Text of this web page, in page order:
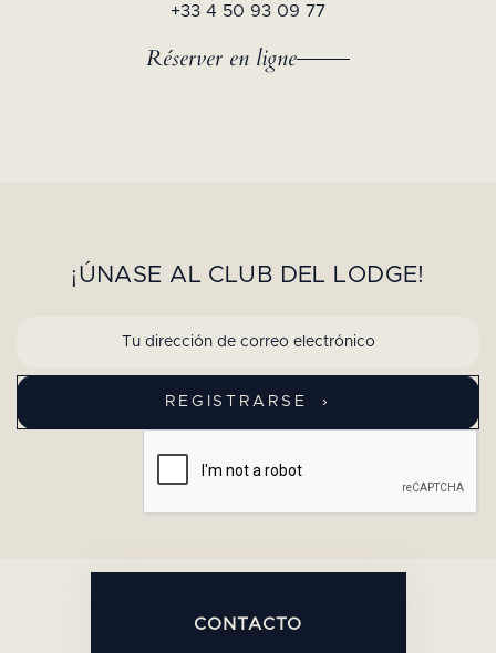
+33 4 50 93 09 77
Réserver en ligne
¡ÚNASE AL CLUB DEL LODGE!
CONTACTO